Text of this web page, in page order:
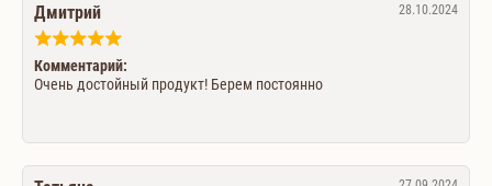
28.10.2024
Дмитрий
Комментарий:
Очень достойный продукт! Берем постоянно